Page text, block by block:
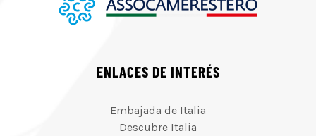
ENLACES DE INTERÉS
Embajada de Italia
Descubre Italia